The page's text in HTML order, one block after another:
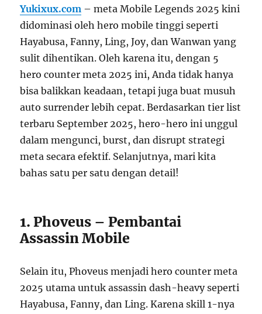
Yukixux.com – meta Mobile Legends 2025 kini
didominasi oleh hero mobile tinggi seperti
Hayabusa, Fanny, Ling, Joy, dan Wanwan yang
sulit dihentikan. Oleh karena itu, dengan 5
hero counter meta 2025 ini, Anda tidak hanya
bisa balikkan keadaan, tetapi juga buat musuh
auto surrender lebih cepat. Berdasarkan tier list
terbaru September 2025, hero-hero ini unggul
dalam mengunci, burst, dan disrupt strategi
meta secara efektif. Selanjutnya, mari kita
bahas satu per satu dengan detail!
1. Phoveus – Pembantai
Assassin Mobile
Selain itu, Phoveus menjadi hero counter meta
2025 utama untuk assassin dash-heavy seperti
Hayabusa, Fanny, dan Ling. Karena skill 1-nya